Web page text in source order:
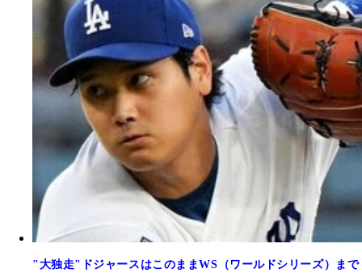
"大独走"ドジャースはこのままWS（ワールドシリーズ）まで